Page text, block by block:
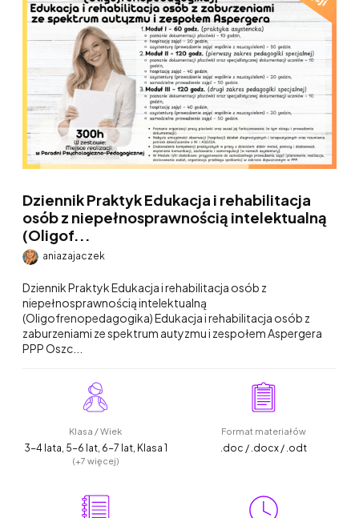
Dziennik Praktyk Edukacja i rehabilitacja
osób z niepełnosprawnością intelektualną
(Oligof...
aniazajaczek
Dziennik Praktyk Edukacja i rehabilitacja osób z
niepełnosprawnością intelektualną
(Oligofrenopedagogika) Edukacja i rehabilitacja osób z
zaburzeniami ze spektrum autyzmu i zespołem Aspergera
PPP Oszc...
Klasa / Wiek
3-4 lata, 5-6 lat, 6-7 lat, Klasa 1
(+7 więcej)
Format materiałów
.doc / .docx / .odt